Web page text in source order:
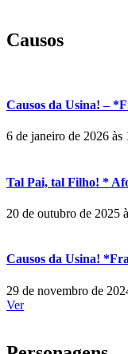
Causos
Causos da Usina! –
6 de janeiro de 2026 às
Tal Pai, tal Filho! *
20 de outubro de 2025
Causos da Usina!
29 de novembro de
Ver